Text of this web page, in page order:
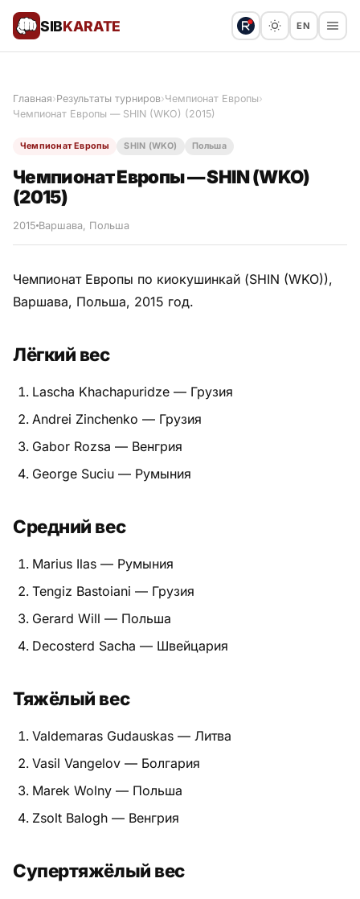
SIBKARATE EN
Все статьи
Результаты турниров
История и философия
Мастера киокушинкай
Питание
Пояса
Терминология
Техника и ката
Травмы
Тренировочный процесс
Главная›Результаты турниров›Чемпионат Европы›
Чемпионат Европы — SHIN (WKO) (2015)
Чемпионат Европы SHIN (WKO) Польша
Чемпионат Европы — SHIN (WKO)
(2015)
2015 Варшава, Польша
Чемпионат Европы по киокушинкай (SHIN (WKO)),
Варшава, Польша, 2015 год.
Лёгкий вес
Lascha Khachapuridze — Грузия
Andrei Zinchenko — Грузия
Gabor Rozsa — Венгрия
George Suciu — Румыния
Средний вес
Marius Ilas — Румыния
Tengiz Bastoiani — Грузия
Gerard Will — Польша
Decosterd Sacha — Швейцария
Тяжёлый вес
Valdemaras Gudauskas — Литва
Vasil Vangelov — Болгария
Marek Wolny — Польша
Zsolt Balogh — Венгрия
Супертяжёлый вес